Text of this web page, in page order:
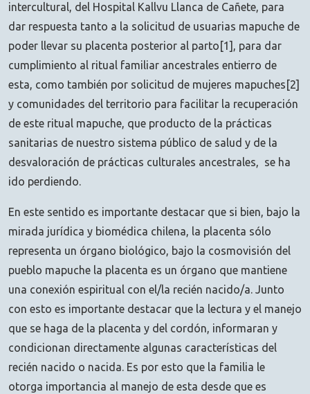
intercultural, del Hospital Kallvu Llanca de Cañete, para
dar respuesta tanto a la solicitud de usuarias mapuche de
poder llevar su placenta posterior al parto[1], para dar
cumplimiento al ritual familiar ancestrales entierro de
esta, como también por solicitud de mujeres mapuches[2]
y comunidades del territorio para facilitar la recuperación
de este ritual mapuche, que producto de la prácticas
sanitarias de nuestro sistema público de salud y de la
desvaloración de prácticas culturales ancestrales, se ha
ido perdiendo.
En este sentido es importante destacar que si bien, bajo la
mirada jurídica y biomédica chilena, la placenta sólo
representa un órgano biológico, bajo la cosmovisión del
pueblo mapuche la placenta es un órgano que mantiene
una conexión espiritual con el/la recién nacido/a. Junto
con esto es importante destacar que la lectura y el manejo
que se haga de la placenta y del cordón, informaran y
condicionan directamente algunas características del
recién nacido o nacida. Es por esto que la familia le
otorga importancia al manejo de esta desde que es